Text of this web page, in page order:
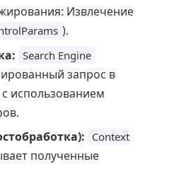
Извлечение
).
Search Engine
запрос в
использованием
Context
полученные